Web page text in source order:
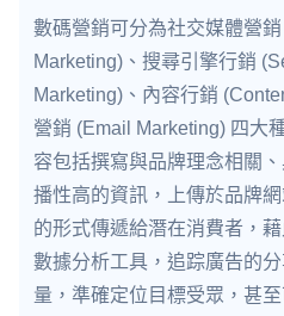
數碼營銷可分為社交媒體營
Marketing)、搜尋引擎行銷
Marketing)、內容行銷
營銷 (Email Marketing) 四大
容包括撰寫與品牌理念相關
播性高的資訊，上傳於品牌
的形式傳遞給潛在消費者，
數據分析工具，追踪廣告的
量，準確定位目標受眾，甚